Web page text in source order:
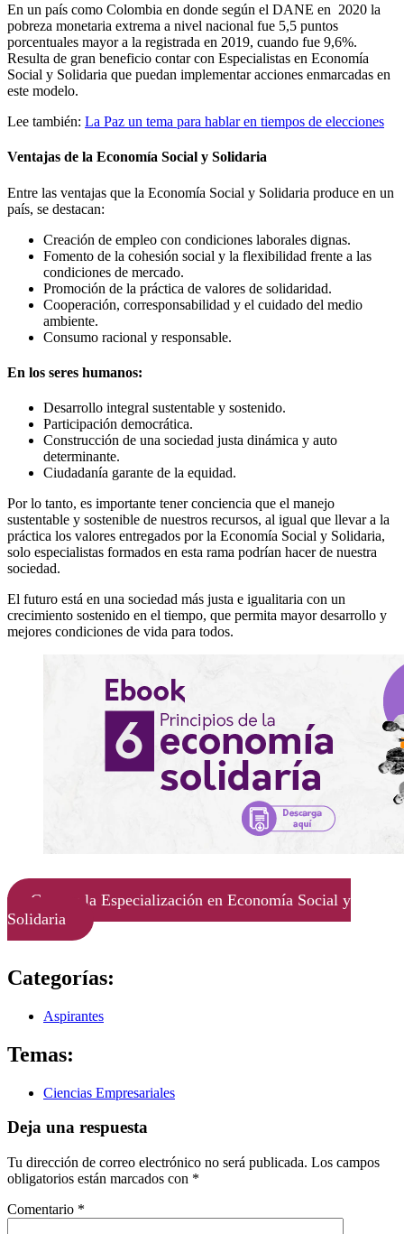
En un país como Colombia en donde según el DANE en 2020 la
pobreza monetaria extrema a nivel nacional fue 5,5 puntos
porcentuales mayor a la registrada en 2019, cuando fue 9,6%.
Resulta de gran beneficio contar con Especialistas en Economía
Social y Solidaria que puedan implementar acciones enmarcadas en
este modelo.
Lee también: La Paz un tema para hablar en tiempos de elecciones
Ventajas de la Economía Social y Solidaria
Entre las ventajas que la Economía Social y Solidaria produce en un
país, se destacan:
Creación de empleo con condiciones laborales dignas.
Fomento de la cohesión social y la flexibilidad frente a las
condiciones de mercado.
Promoción de la práctica de valores de solidaridad.
Cooperación, corresponsabilidad y el cuidado del medio
ambiente.
Consumo racional y responsable.
En los seres humanos:
Desarrollo integral sustentable y sostenido.
Participación democrática.
Construcción de una sociedad justa dinámica y auto
determinante.
Ciudadanía garante de la equidad.
Por lo tanto, es importante tener conciencia que el manejo
sustentable y sostenible de nuestros recursos, al igual que llevar a la
práctica los valores entregados por la Economía Social y Solidaria,
solo especialistas formados en esta rama podrían hacer de nuestra
sociedad.
El futuro está en una sociedad más justa e igualitaria con un
crecimiento sostenido en el tiempo, que permita mayor desarrollo y
mejores condiciones de vida para todos.
Conoce la Especialización en Economía Social y
Solidaria
Categorías:
Aspirantes
Temas:
Ciencias Empresariales
Deja una respuesta
Tu dirección de correo electrónico no será publicada. Los campos
obligatorios están marcados con *
Comentario *